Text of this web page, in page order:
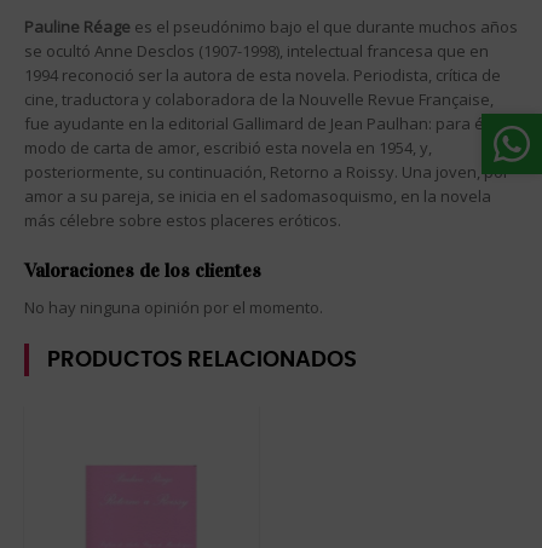
Pauline Réage es el pseudónimo bajo el que durante muchos años
se ocultó Anne Desclos (1907-1998), intelectual francesa que en
1994 reconoció ser la autora de esta novela. Periodista, crítica de
cine, traductora y colaboradora de la Nouvelle Revue Française,
fue ayudante en la editorial Gallimard de Jean Paulhan: para él, a
modo de carta de amor, escribió esta novela en 1954, y,
posteriormente, su continuación, Retorno a Roissy. Una joven, por
amor a su pareja, se inicia en el sadomasoquismo, en la novela
más célebre sobre estos placeres eróticos.
Valoraciones de los clientes
No hay ninguna opinión por el momento.
PRODUCTOS RELACIONADOS